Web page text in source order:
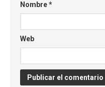
Nombre*
Web